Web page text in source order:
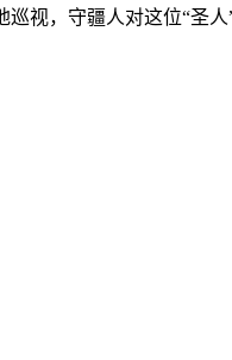
视，守疆人对这位“圣